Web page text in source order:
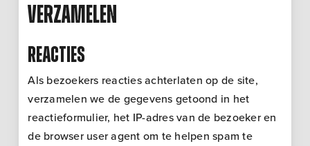
verzamelen
Reacties
Als bezoekers reacties achterlaten op de site,
verzamelen we de gegevens getoond in het
reactieformulier, het IP-adres van de bezoeker en
de browser user agent om te helpen spam te